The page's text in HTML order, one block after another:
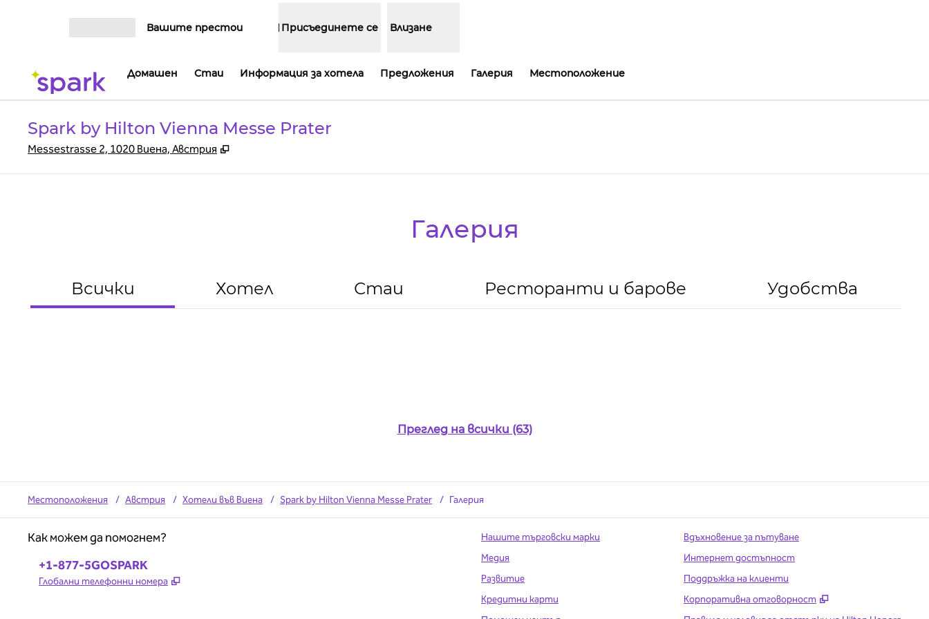
Отваряне на менюВашите престои Присъединете се Влизане
Домашен Стаи Информация за хотела Предложения Галерия Местоположение
Spark by Hilton Vienna Messe Prater
Messestrasse 2, 1020 Виена, Австрия ,
Галерия
Всички Хотел Стаи Ресторанти и барове Удобства
Преглед на всички (63)
Местоположения / Австрия / Хотели във Виена / Spark by Hilton Vienna Messe Prater / Галерия
Как можем да помогнем?
Телефон:
+1-877-5GOSPARK
Глобални телефонни номера ,
Нашите търговски марки
Медия
Развитие
Кредитни карти
Вдъхновение за пътуване
Интернет достъпност
Поддръжка на клиенти
Корпоративна отговорност
,